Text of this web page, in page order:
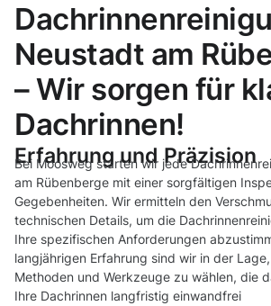
Neustadt am
– Wir sorgen für
Dachrinnen!
Erfahrung und Präzision
Bei Moosweg starten wir jede
am Rübenberge mit einer sorgfältigen
Gegebenheiten. Wir ermitteln den
technischen Details, um die
Ihre spezifischen Anforderungen
langjährigen Erfahrung sind wir in der
Methoden und Werkzeuge zu wählen, die
Ihre Dachrinnen langfristig einwandfrei